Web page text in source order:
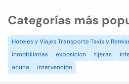
Categorías más
Hoteles y Viajes Transporte Taxis y
inmobiliarias
exposicion tijeras
acuna
intervencion